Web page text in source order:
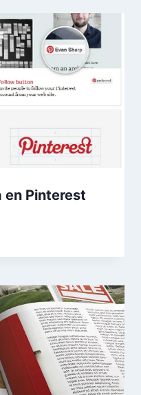
en Pinterest